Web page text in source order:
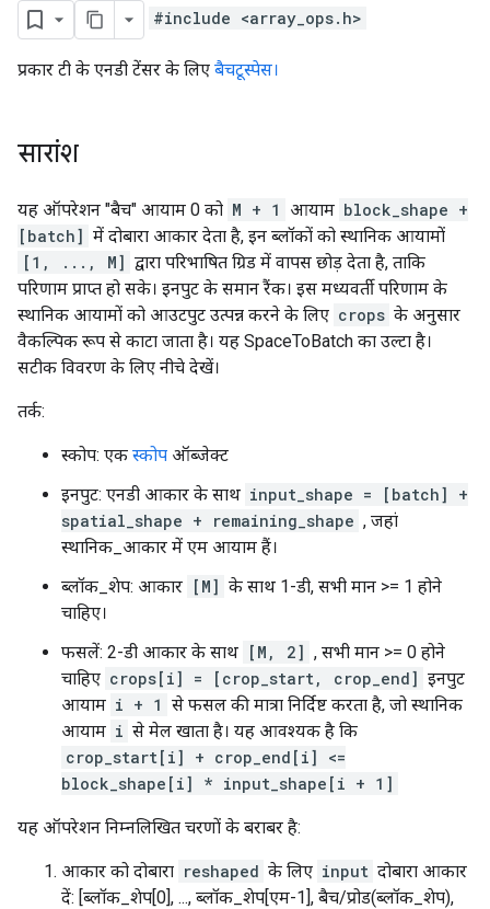
#include <array_ops.h>
प्रकार टी के एनडी टेंसर के लिए बैचटूस्पेस।
सारांश
यह ऑपरेशन "बैच" आयाम 0 को M + 1 आयाम block_shape +
[batch] में दोबारा आकार देता है, इन ब्लॉकों को स्थानिक आयामों
[1, ..., M] द्वारा परिभाषित ग्रिड में वापस छोड़ देता है, ताकि
परिणाम प्राप्त हो सके। इनपुट के समान रैंक। इस मध्यवर्ती परिणाम के
स्थानिक आयामों को आउटपुट उत्पन्न करने के लिए crops के अनुसार
वैकल्पिक रूप से काटा जाता है। यह SpaceToBatch का उल्टा है।
सटीक विवरण के लिए नीचे देखें।
तर्क:
स्कोप: एक स्कोप ऑब्जेक्ट
इनपुट: एनडी आकार के साथ input_shape = [batch] +
spatial_shape + remaining_shape , जहां
स्थानिक_आकार में एम आयाम हैं।
ब्लॉक_शेप: आकार [M] के साथ 1-डी, सभी मान >= 1 होने
चाहिए।
फसलें: 2-डी आकार के साथ [M, 2] , सभी मान >= 0 होने
चाहिए crops[i] = [crop_start, crop_end] इनपुट
आयाम i + 1 से फसल की मात्रा निर्दिष्ट करता है, जो स्थानिक
आयाम i से मेल खाता है। यह आवश्यक है कि
crop_start[i] + crop_end[i] <=
block_shape[i] * input_shape[i + 1]
यह ऑपरेशन निम्नलिखित चरणों के बराबर है:
आकार को दोबारा reshaped के लिए input दोबारा आकार
दें: [ब्लॉक_शेप[0], ..., ब्लॉक_शेप[एम-1], बैच/प्रोड(ब्लॉक_शेप),